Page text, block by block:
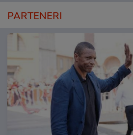
PARTENERI